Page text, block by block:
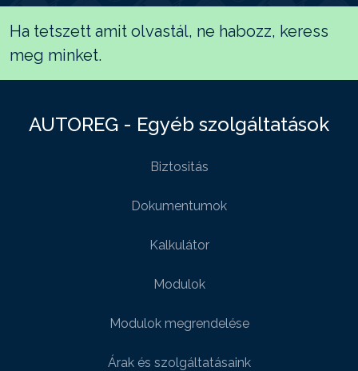
Ha tetszett amit olvastál, ne habozz, keress
meg minket.
AUTOREG - Egyéb szolgáltatások
Biztositás
Dokumentumok
Kalkulátor
Modulok
Modulok megrendelése
Árak és szolgáltatásaink